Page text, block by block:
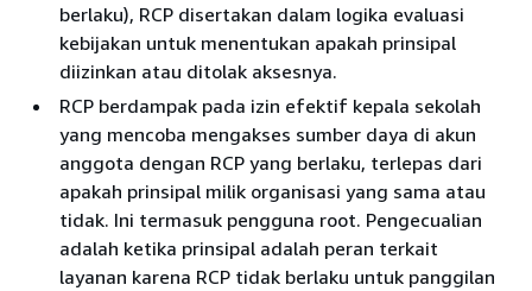
berlaku), RCP disertakan dalam logika evaluasi
kebijakan untuk menentukan apakah prinsipal
diizinkan atau ditolak aksesnya.
RCP berdampak pada izin efektif kepala sekolah
yang mencoba mengakses sumber daya di akun
anggota dengan RCP yang berlaku, terlepas dari
apakah prinsipal milik organisasi yang sama atau
tidak. Ini termasuk pengguna root. Pengecualian
adalah ketika prinsipal adalah peran terkait
layanan karena RCP tidak berlaku untuk panggilan